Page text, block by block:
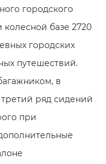
городского
базе 2720
городских
путешествий.
в
ряд сидений
при